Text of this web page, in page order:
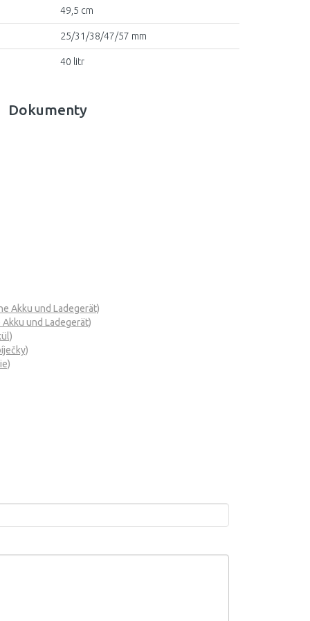
49,5 cm
25/31/38/47/57 mm
40 litr
Dokumenty
Akku und Ladegerät)
Akku und Ladegerät)